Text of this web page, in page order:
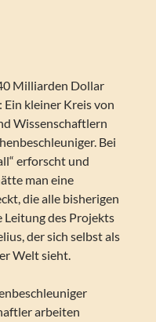
Milliarden Dollar
kleiner Kreis von
Wissenschaftlern
Bei
erforscht und
man eine
die alle bisherigen
Leitung des Projekts
der sich selbst als
Welt sieht.
arbeiten